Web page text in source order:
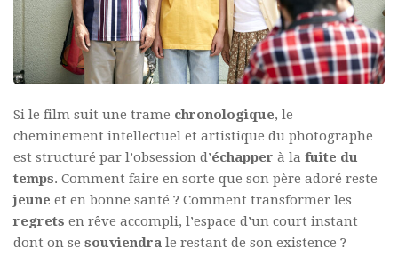
Si le film suit une trame chronologique, le
cheminement intellectuel et artistique du photographe
est structuré par l’obsession d’échapper à la fuite du
temps. Comment faire en sorte que son père adoré reste
jeune et en bonne santé ? Comment transformer les
regrets en rêve accompli, l’espace d’un court instant
dont on se souviendra le restant de son existence ?